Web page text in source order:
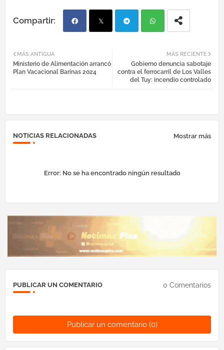
ebo tter egr atsa
MÁS RECIENTE
Gobierno denuncia sabotaje
contra el ferrocarril de Los Valles
del Tuy: incendio controlado
MÁS ANTIGUA
Ministerio de Alimentación arrancó
Plan Vacacional Barinas 2024
NOTICIAS RELACIONADAS Mostrar más
Error: No se ha encontrado ningún resultado
PUBLICAR UN COMENTARIO 0 Comentarios
Publicar un comentario (0)